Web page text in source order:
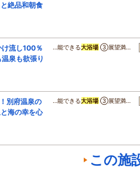
絶品和朝食
け流し100％
泉も欲張り
…能できる大浴場 ③展望満…
別府温泉の
海の幸を心
…能できる大浴場 ③展望満…
この施